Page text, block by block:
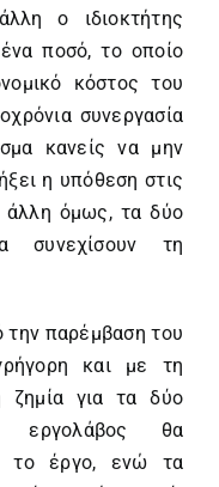
ο ιδιοκτήτης
ποσό, το οποίο
κόστος του
συνεργασία
κανείς να μην
η υπόθεση στις
άλλη όμως, τα δύο
συνεχίσουν τη
παρέμβαση του
και με τη
ζημία για τα δύο
εργολάβος θα
το έργο, ενώ τα